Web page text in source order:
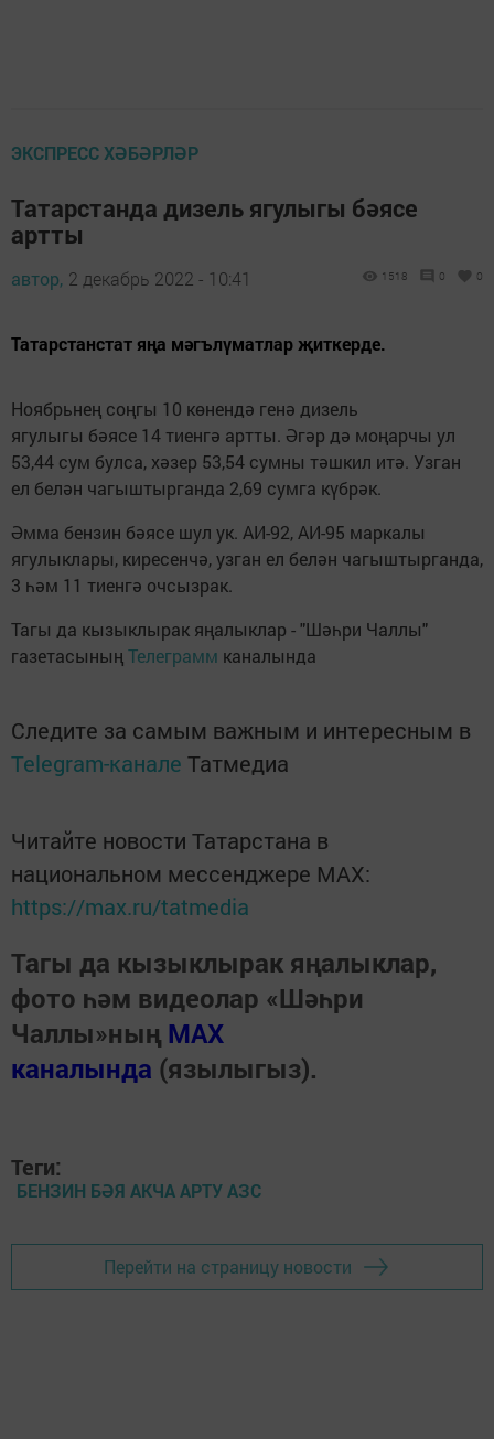
ЭКСПРЕСС ХӘБӘРЛӘР
Татарстанда дизель ягулыгы бәясе
артты
автор, 2 декабрь 2022 - 10:41 1518 0 0
Татарстанстат яңа мәгълүматлар җиткерде.
Ноябрьнең соңгы 10 көнендә генә дизель
ягулыгы бәясе 14 тиенгә артты. Әгәр дә моңарчы ул
53,44 сум булса, хәзер 53,54 сумны тәшкил итә. Узган
ел белән чагыштырганда 2,69 сумга күбрәк.
Әмма бензин бәясе шул ук. АИ-92, АИ-95 маркалы
ягулыклары, киресенчә, узган ел белән чагыштырганда,
3 һәм 11 тиенгә очсызрак.
Тагы да кызыклырак яңалыклар - "Шәһри Чаллы"
газетасының Телеграмм каналында
Следите за самым важным и интересным в
Telegram-канале Татмедиа
Читайте новости Татарстана в
национальном мессенджере MАХ:
https://max.ru/tatmedia
Тагы да кызыклырак яңалыклар,
фото һәм видеолар «Шәһри
Чаллы»ның MAX
каналында (язылыгыз).
Теги:
БЕНЗИН БӘЯ АКЧА АРТУ АЗС
Перейти на страницу новости